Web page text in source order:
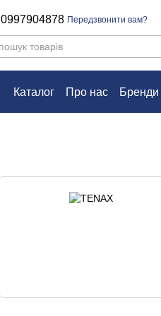
0997904878 Передзвонити вам?
Каталог Про нас Бренди